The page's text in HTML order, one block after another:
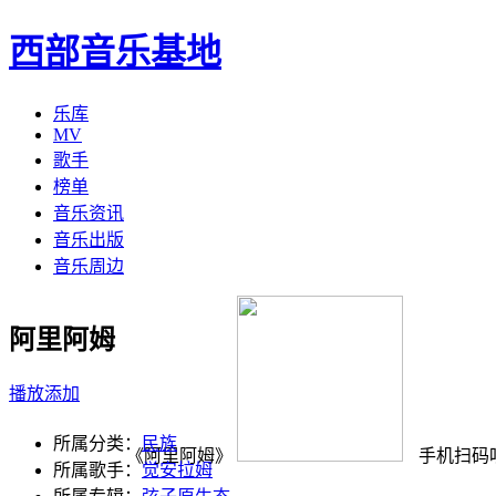
西部音乐基地
乐库
MV
歌手
榜单
音乐资讯
音乐出版
音乐周边
阿里阿姆
播放添加
《阿里阿姆》 手机扫码
所属分类：民族
所属歌手：觉安拉姆